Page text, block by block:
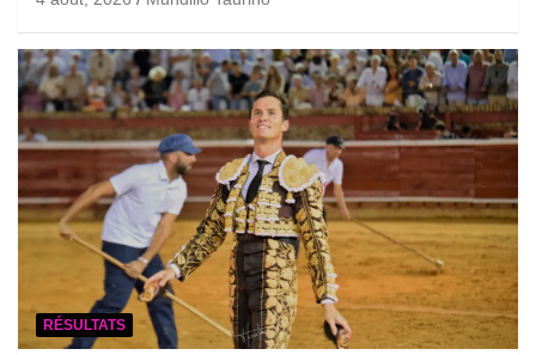
RÉSULTATS